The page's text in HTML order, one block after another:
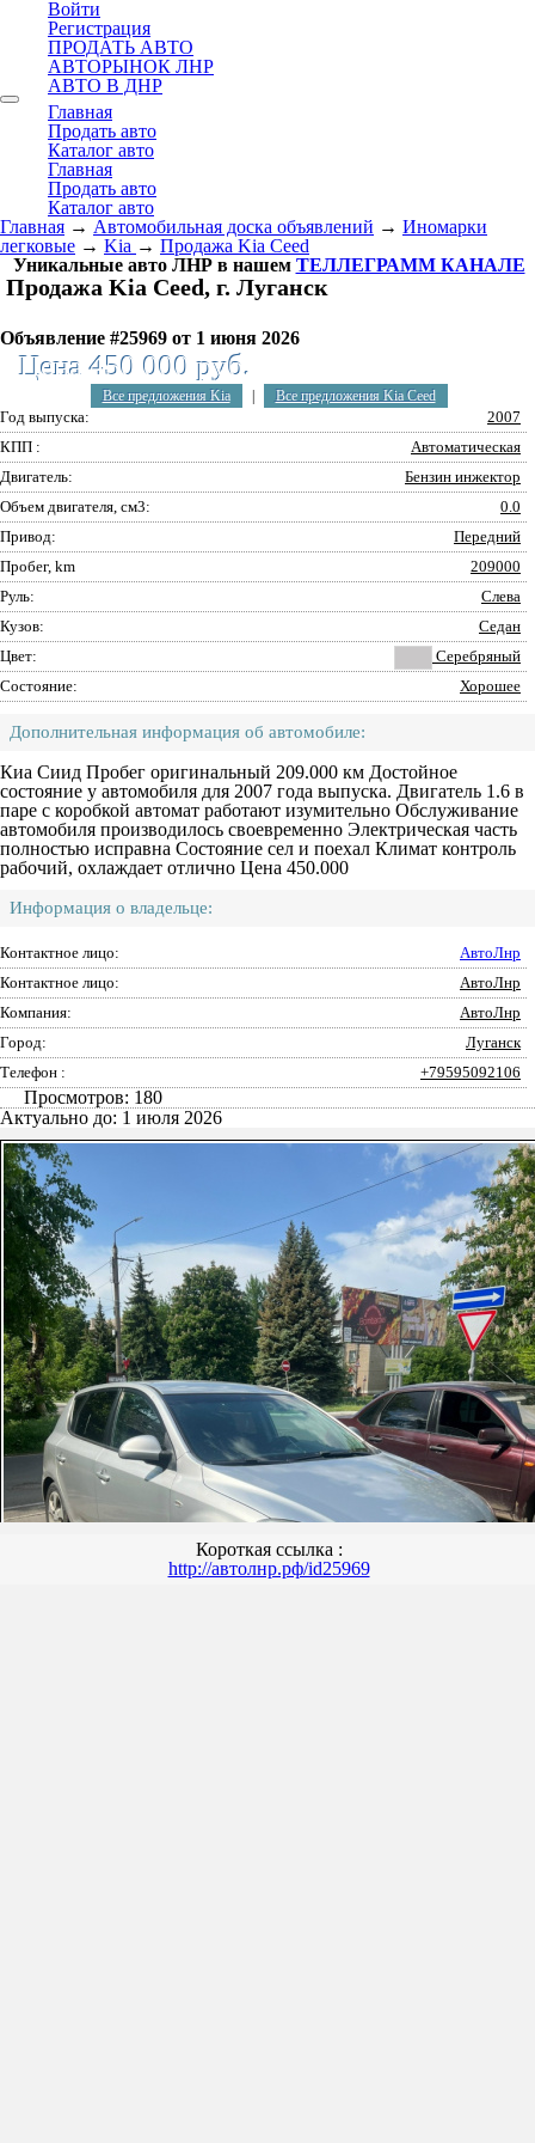
Войти
Регистрация
ПРОДАТЬ АВТО
АВТОРЫНОК ЛНР
АВТО В ДНР
Главная
Продать авто
Каталог авто
Главная
Продать авто
Каталог авто
Главная → Автомобильная доска объявлений → Иномарки
легковые → Kia → Продажа Kia Ceed
Уникальные авто ЛНР в нашем ТЕЛЛЕГРАММ КАНАЛЕ
Продажа Kia Ceed, г. Луганск
Объявление #25969 от 1 июня 2026
Цена 450 000 руб.
Все предложения Kia Все предложения Kia Ceed
Год выпуска:
2007
КПП :
Автоматическая
Двигатель:
Бензин инжектор
Объем двигателя, см3:
0.0
Привод:
Передний
Пробег, km
209000
Руль:
Слева
Кузов:
Седан
Цвет:
Серебряный
Состояние:
Хорошее
Дополнительная информация об автомобиле:
Киа Сиид Пробег оригинальный 209.000 км Достойное
состояние у автомобиля для 2007 года выпуска. Двигатель 1.6 в
паре с коробкой автомат работают изумительно Обслуживание
автомобиля производилось своевременно Электрическая часть
полностью исправна Состояние сел и поехал Климат контроль
рабочий, охлаждает отлично Цена 450.000
Информация о владельце:
Контактное лицо:
АвтоЛнр
Контактное лицо:
АвтоЛнр
Компания:
АвтоЛнр
Город:
Луганск
Телефон :
+79595092106
Просмотров: 180
Актуально до: 1 июля 2026
Короткая ссылка :
http://автолнр.рф/id25969